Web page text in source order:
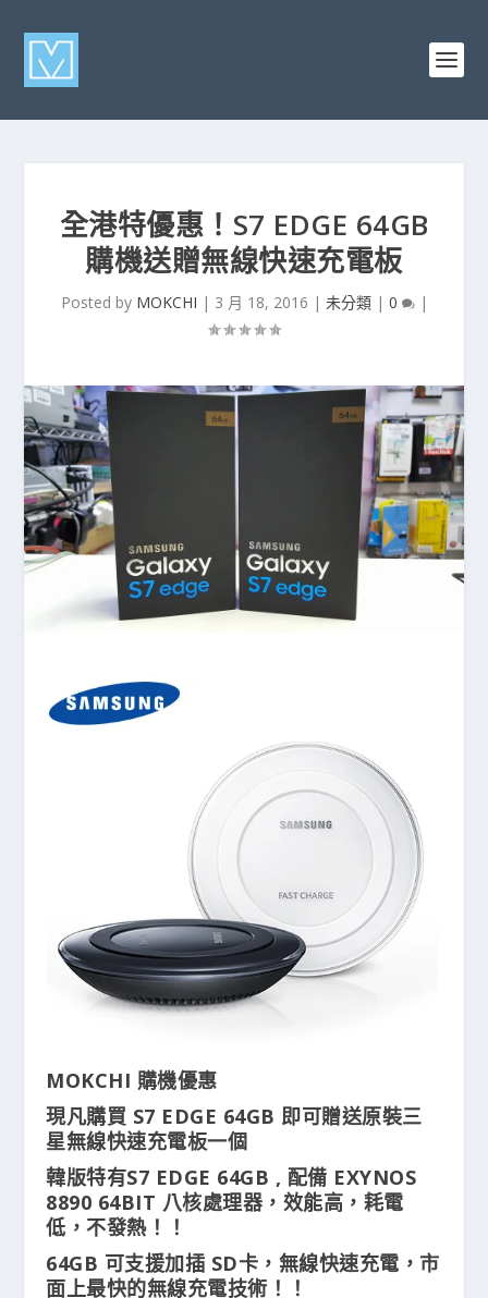
全港特優惠！S7 EDGE 64GB
購機送贈無線快速充電板
Posted by MOKCHI | 3 月 18, 2016 | 未分類| 0 |
MOKCHI 購機優惠
現凡購買 S7 EDGE 64GB 即可贈送原裝三
星無線快速充電板一個
韓版特有S7 EDGE 64GB , 配備 EXYNOS
8890 64BIT 八核處理器，效能高，耗電
低，不發熱！！
64GB 可支援加插 SD卡，無線快速充電，市
面上最快的無線充電技術！！